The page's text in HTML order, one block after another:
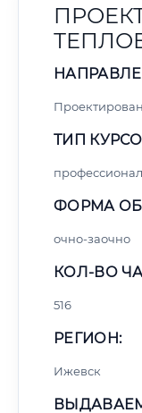
ТИП
ФОРМА
очно-заочно
КОЛ-ВО
516
РЕГИОН:
Ижевск